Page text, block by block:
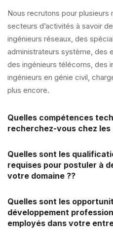
Nous recrutons pour
secteurs d’activités à savoir
ingénieurs réseaux, des
administrateurs système, des
des ingénieurs télécoms, des
ingénieurs en génie civil,
plus encore.
Quelles compétences
recherchez-vous chez les
Quelles sont les
requises pour postuler à
votre domaine ??
Quelles sont les
développement
employés dans votre